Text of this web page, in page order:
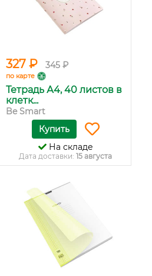
327 ₽ 345 ₽
по карте
Тетрадь А4, 40 листов в
клетк...
Be Smart
Купить
На складе
Дата доставки: 15 августа